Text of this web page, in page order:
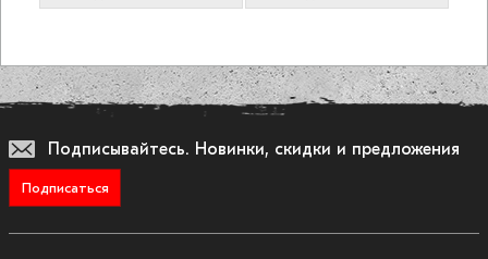
Подписывайтесь. Новинки, скидки и предложения
Подписаться